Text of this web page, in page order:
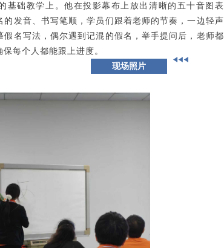
基础教学上。他在投影幕布上放出清晰的五十音图表
的发音、书写笔顺，学员们跟着老师的节奏，一边轻声
假名写法，偶尔遇到记混的假名，举手提问后，老师都
每个人都能跟上进度。
现场照片